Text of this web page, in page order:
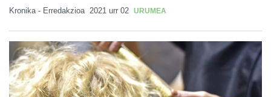
Kronika - Erredakzioa 2021 urr 02 URUMEA